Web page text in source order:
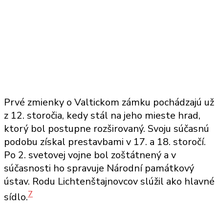
Prvé zmienky o Valtickom zámku pochádzajú už
z 12. storočia, kedy stál na jeho mieste hrad,
ktorý bol postupne rozširovaný. Svoju súčasnú
podobu získal prestavbami v 17. a 18. storočí.
Po 2. svetovej vojne bol zoštátnený a v
súčasnosti ho spravuje Národní památkový
ústav. Rodu Lichtenštajnovcov slúžil ako hlavné
sídlo.7